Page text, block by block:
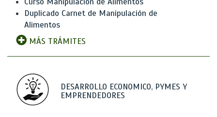
Duplicado Carnet de Manipulación de
Alimentos
MÁS TRÁMITES
DESARROLLO ECONOMICO, PYMES Y
EMPRENDEDORES